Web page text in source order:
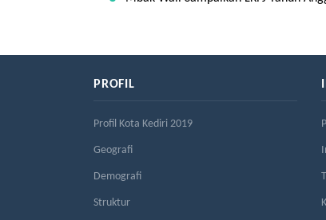
PROFIL
Profil Kota Kediri 2019
Geografi
Demografi
Struktur